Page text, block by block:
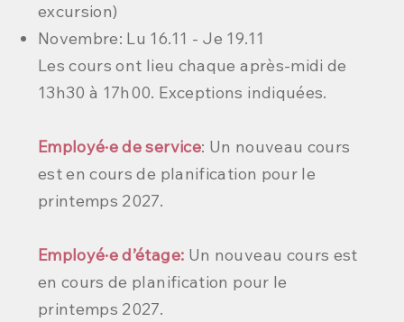
excursion)
Novembre: Lu 16.11 - Je 19.11
Les cours ont lieu chaque après-midi de
13h30 à 17h00. Exceptions indiquées.
Employé·e de service: Un nouveau cours
est en cours de planification pour le
printemps 2027.
Employé·e d’étage: Un nouveau cours est
en cours de planification pour le
printemps 2027.​